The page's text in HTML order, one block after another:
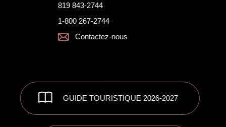
819 843-2744
1-800 267-2744
Contactez-nous
GUIDE TOURISTIQUE 2026-2027